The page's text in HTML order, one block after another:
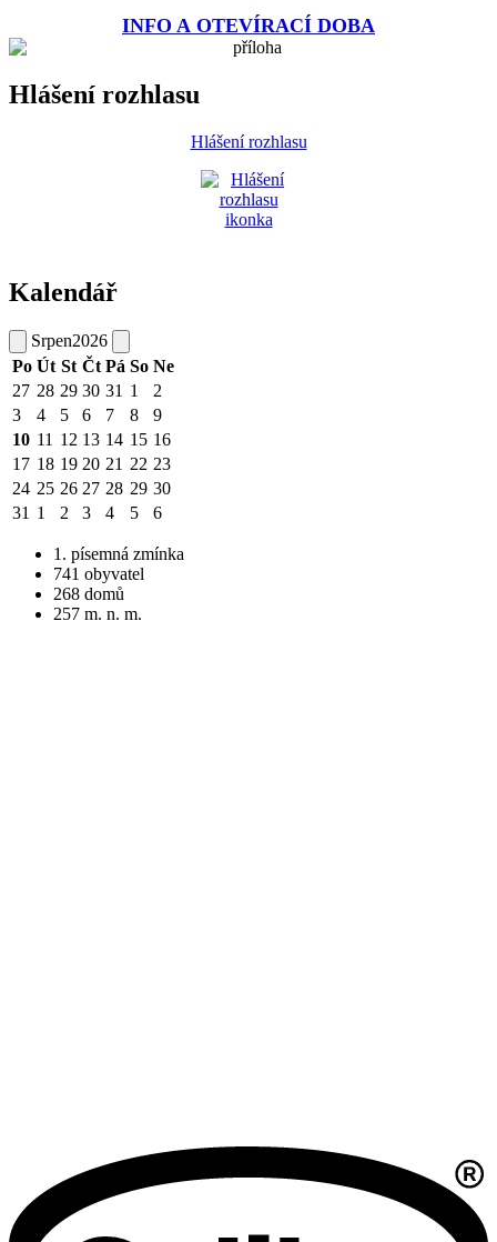
INFO A OTEVÍRACÍ DOBA
Hlášení rozhlasu
Hlášení rozhlasu
Kalendář
Srpen2026
Po Út St Čt Pá So Ne
27 28 29 30 31 1
2
3
4 5 6 7 8
9
10 11 12 13 14 15 16
17 18 19 20 21 22 23
24 25 26 27 28 29 30
31 1 2 3 4 5 6
1. písemná zmínka
741 obyvatel
268 domů
257 m. n. m.